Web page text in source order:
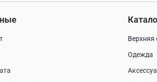
Верхняя
Одежда